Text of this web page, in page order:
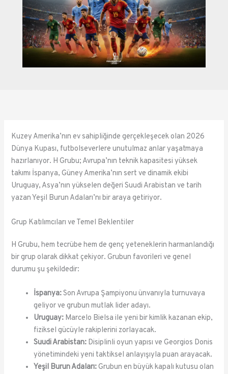
Kuzey Amerika’nın ev sahipliğinde gerçekleşecek olan 2026
Dünya Kupası, futbolseverlere unutulmaz anlar yaşatmaya
hazırlanıyor. H Grubu; Avrupa’nın teknik kapasitesi yüksek
takımı İspanya, Güney Amerika’nın sert ve dinamik ekibi
Uruguay, Asya’nın yükselen değeri Suudi Arabistan ve tarih
yazan Yeşil Burun Adaları’nı bir araya getiriyor.
Grup Katılımcıları ve Temel Beklentiler
H Grubu, hem tecrübe hem de genç yeteneklerin harmanlandığı
bir grup olarak dikkat çekiyor. Grubun favorileri ve genel
durumu şu şekildedir:
İspanya:Son Avrupa Şampiyonu ünvanıyla turnuvaya
geliyor ve grubun mutlak lider adayı.
Uruguay: Marcelo Bielsa ile yeni bir kimlik kazanan ekip,
fiziksel gücüyle rakiplerini zorlayacak.
Suudi Arabistan: Disiplinli oyun yapısı ve Georgios Donis
yönetimindeki yeni taktiksel anlayışıyla puan arayacak.
Yeşil Burun Adaları:Grubun en büyük kapalı kutusu olan